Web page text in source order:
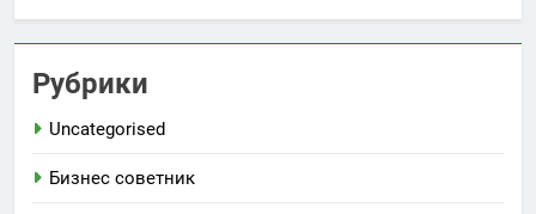
Рубрики
Uncategorised
Бизнес советник